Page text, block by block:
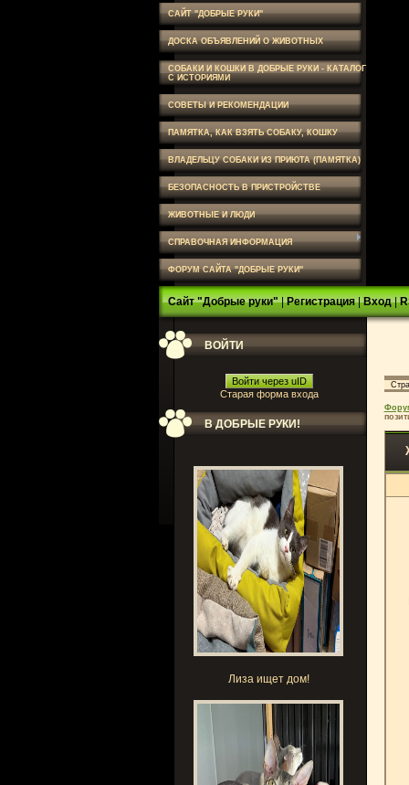
САЙТ "ДОБРЫЕ РУКИ"
ДОСКА ОБЪЯВЛЕНИЙ О ЖИВОТНЫХ
СОБАКИ И КОШКИ В ДОБРЫЕ РУКИ - КАТАЛОГ
С ИСТОРИЯМИ
СОВЕТЫ И РЕКОМЕНДАЦИИ
ПАМЯТКА, КАК ВЗЯТЬ СОБАКУ, КОШКУ
ВЛАДЕЛЬЦУ СОБАКИ ИЗ ПРИЮТА (ПАМЯТКА)
БЕЗОПАСНОСТЬ В ПРИСТРОЙСТВЕ
ЖИВОТНЫЕ И ЛЮДИ
СПРАВОЧНАЯ ИНФОРМАЦИЯ
ФОРУМ САЙТА "ДОБРЫЕ РУКИ"
Сайт "Добрые руки"|Регистрация|Вход|
ВОЙТИ
Войти через uID
Старая форма входа
В ДОБРЫЕ РУКИ!
Лиза ищет дом!